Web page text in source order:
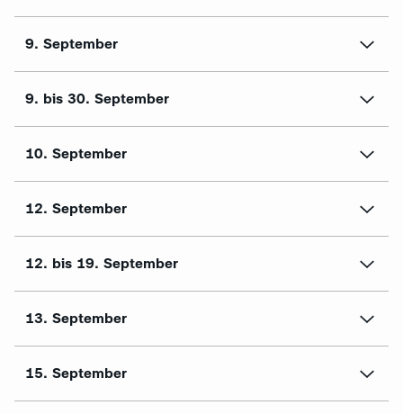
9. September
9. bis 30. September
10. September
12. September
12. bis 19. September
13. September
15. September